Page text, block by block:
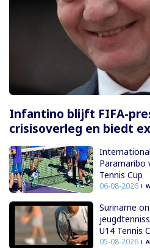
Infantino blijft FIFA-
crisisoverleg en biedt
Paramaribo
Tennis Cup
06-08-2026
Suriname
U14 Tennis
05-08-2026